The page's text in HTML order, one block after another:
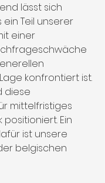
lässt sich
Teil unserer
einer
konfrontiert ist.
diese
mittelfristiges
Ein
ist unsere
belgischen